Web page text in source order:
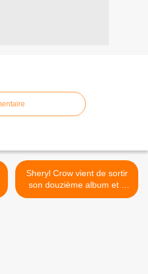
Sheryl Crow vient de sortir
son douzième album et il
est vraiment extra ! >